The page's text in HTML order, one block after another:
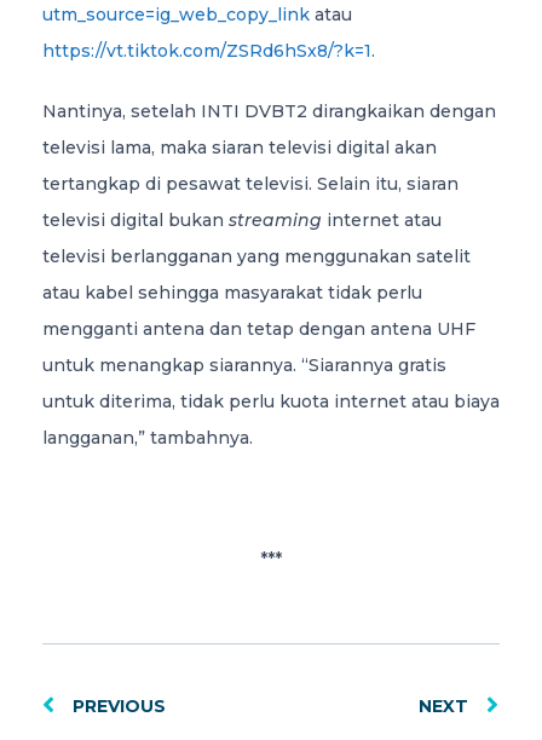
utm_source=ig_web_copy_link atau
https://vt.tiktok.com/ZSRd6hSx8/?k=1.
Nantinya, setelah INTI DVBT2 dirangkaikan dengan
televisi lama, maka siaran televisi digital akan
tertangkap di pesawat televisi. Selain itu, siaran
televisi digital bukan streaming internet atau
televisi berlangganan yang menggunakan satelit
atau kabel sehingga masyarakat tidak perlu
mengganti antena dan tetap dengan antena UHF
untuk menangkap siarannya. “Siarannya gratis
untuk diterima, tidak perlu kuota internet atau biaya
langganan,” tambahnya.
***
PREVIOUS NEXT